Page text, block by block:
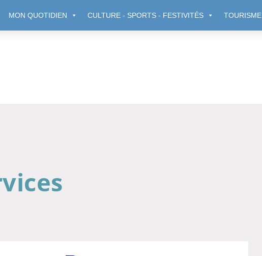
MON QUOTIDIEN CULTURE - SPORTS - FESTIVITÉS TOURISME